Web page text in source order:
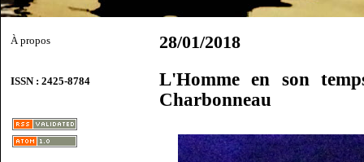
À propos
ISSN : 2425-8784
28/01/2018
L'Homme en son
Charbonneau